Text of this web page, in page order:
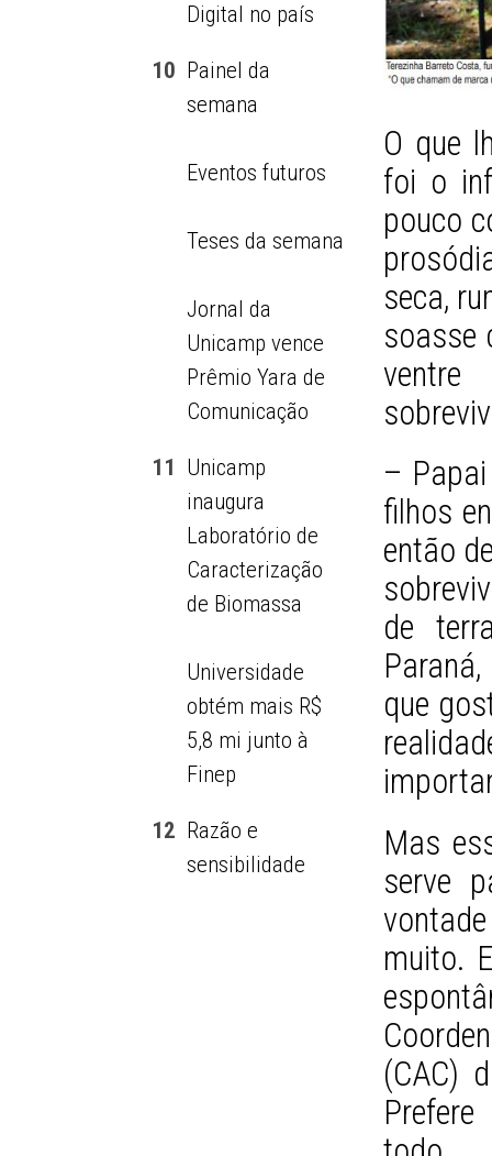
Digital no país
10 Painel da
semana
Eventos futuros
Teses da semana
Jornal da
Unicamp vence
Prêmio Yara de
Comunicação
11 Unicamp
inaugura
Laboratório de
Caracterização
de Biomassa
Universidade
obtém mais R$
5,8 mi junto à
Finep
12 Razão e
sensibilidade
O que
foi o
pouco
seca,
soasse
–
filhos
então
de
que
Mas
serve
muito.
(CAC)